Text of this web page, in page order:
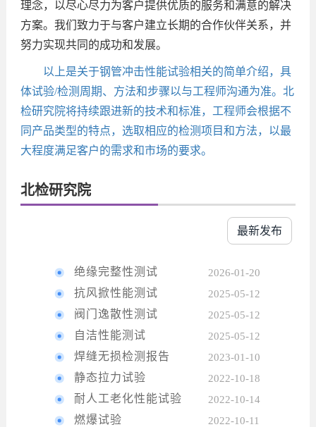
理念，以尽心尽力为客户提供优质的服务和满意的解决
方案。我们致力于与客户建立长期的合作伙伴关系，并
努力实现共同的成功和发展。
以上是关于钢管冲击性能试验相关的简单介绍，具
体试验/检测周期、方法和步骤以与工程师沟通为准。北
检研究院将持续跟进新的技术和标准，工程师会根据不
同产品类型的特点，选取相应的检测项目和方法，以最
大程度满足客户的需求和市场的要求。
北检研究院
最新发布
绝缘完整性测试 2026-01-20
抗风掀性能测试 2025-05-12
阀门逸散性测试 2025-05-12
自洁性能测试 2025-05-12
焊缝无损检测报告 2023-01-10
静态拉力试验 2022-10-18
耐人工老化性能试验 2022-10-14
燃爆试验 2022-10-11